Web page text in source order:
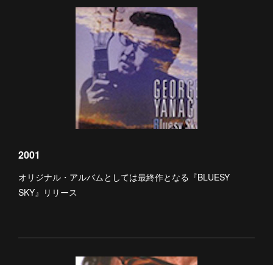
2001
オリジナル・アルバムとしては最終作となる『BLUESY
SKY』リリース